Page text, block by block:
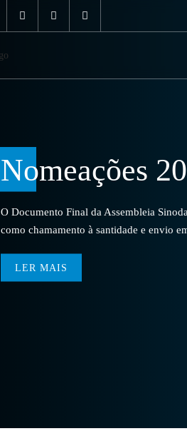
Nomeações
O Documento Final da Assembleia
como chamamento à santidade e envio
LER MAIS